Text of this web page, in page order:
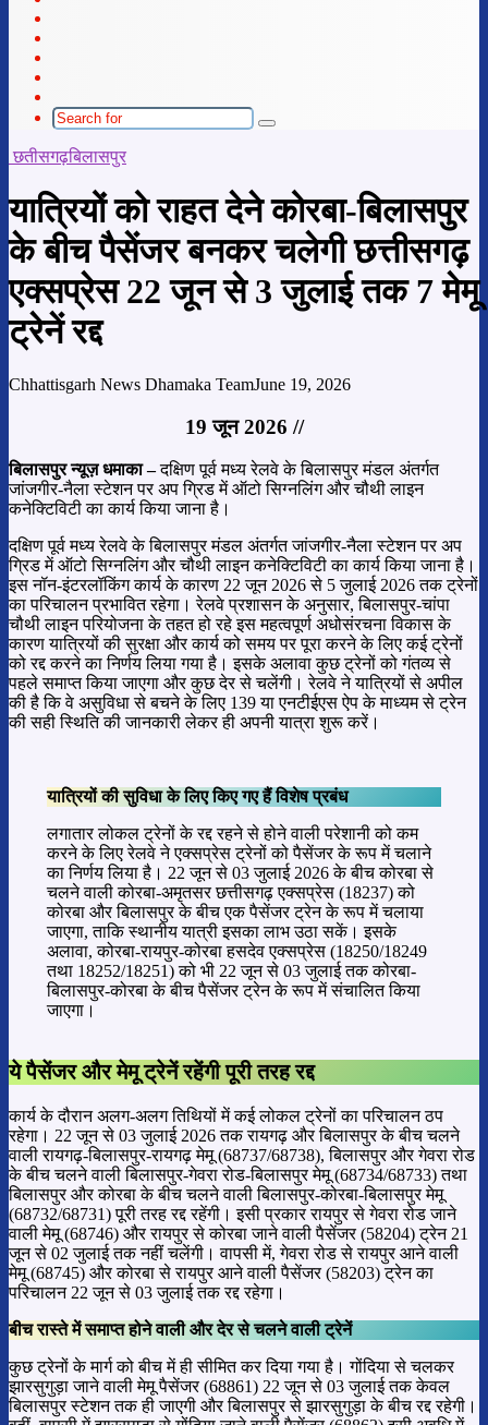
skin
Search
छतीसगढ़बिलासपुर
यात्रियों को राहत देने कोरबा-बिलासपुर
के बीच पैसेंजर बनकर चलेगी छत्तीसगढ़
एक्सप्रेस 22 जून से 3 जुलाई तक 7 मेमू
ट्रेनें रद्द
Chhattisgarh News Dhamaka TeamJune 19, 2026
19 जून 2026 //
बिलासपुर न्यूज़ धमाका –दक्षिण पूर्व मध्य रेलवे के बिलासपुर मंडल अंतर्गत
जांजगीर-नैला स्टेशन पर अप ग्रिड में ऑटो सिग्नलिंग और चौथी लाइन
कनेक्टिविटी का कार्य किया जाना है।
दक्षिण पूर्व मध्य रेलवे के बिलासपुर मंडल अंतर्गत जांजगीर-नैला स्टेशन पर अप
ग्रिड में ऑटो सिग्नलिंग और चौथी लाइन कनेक्टिविटी का कार्य किया जाना है।
इस नॉन-इंटरलॉकिंग कार्य के कारण 22 जून 2026 से 5 जुलाई 2026 तक ट्रेनों
का परिचालन प्रभावित रहेगा। रेलवे प्रशासन के अनुसार, बिलासपुर-चांपा
चौथी लाइन परियोजना के तहत हो रहे इस महत्वपूर्ण अधोसंरचना विकास के
कारण यात्रियों की सुरक्षा और कार्य को समय पर पूरा करने के लिए कई ट्रेनों
को रद्द करने का निर्णय लिया गया है। इसके अलावा कुछ ट्रेनों को गंतव्य से
पहले समाप्त किया जाएगा और कुछ देर से चलेंगी। रेलवे ने यात्रियों से अपील
की है कि वे असुविधा से बचने के लिए 139 या एनटीईएस ऐप के माध्यम से ट्रेन
की सही स्थिति की जानकारी लेकर ही अपनी यात्रा शुरू करें।
यात्रियों की सुविधा के लिए किए गए हैं विशेष प्रबंध
लगातार लोकल ट्रेनों के रद्द रहने से होने वाली परेशानी को कम
करने के लिए रेलवे ने एक्सप्रेस ट्रेनों को पैसेंजर के रूप में चलाने
का निर्णय लिया है। 22 जून से 03 जुलाई 2026 के बीच कोरबा से
चलने वाली कोरबा-अमृतसर छत्तीसगढ़ एक्सप्रेस (18237) को
कोरबा और बिलासपुर के बीच एक पैसेंजर ट्रेन के रूप में चलाया
जाएगा, ताकि स्थानीय यात्री इसका लाभ उठा सकें। इसके
अलावा, कोरबा-रायपुर-कोरबा हसदेव एक्सप्रेस (18250/18249
तथा 18252/18251) को भी 22 जून से 03 जुलाई तक कोरबा-
बिलासपुर-कोरबा के बीच पैसेंजर ट्रेन के रूप में संचालित किया
जाएगा।
ये पैसेंजर और मेमू ट्रेनें रहेंगी पूरी तरह रद्द
कार्य के दौरान अलग-अलग तिथियों में कई लोकल ट्रेनों का परिचालन ठप
रहेगा। 22 जून से 03 जुलाई 2026 तक रायगढ़ और बिलासपुर के बीच चलने
वाली रायगढ़-बिलासपुर-रायगढ़ मेमू (68737/68738), बिलासपुर और गेवरा रोड
के बीच चलने वाली बिलासपुर-गेवरा रोड-बिलासपुर मेमू (68734/68733) तथा
बिलासपुर और कोरबा के बीच चलने वाली बिलासपुर-कोरबा-बिलासपुर मेमू
(68732/68731) पूरी तरह रद्द रहेंगी। इसी प्रकार रायपुर से गेवरा रोड जाने
वाली मेमू (68746) और रायपुर से कोरबा जाने वाली पैसेंजर (58204) ट्रेन 21
जून से 02 जुलाई तक नहीं चलेंगी। वापसी में, गेवरा रोड से रायपुर आने वाली
मेमू (68745) और कोरबा से रायपुर आने वाली पैसेंजर (58203) ट्रेन का
परिचालन 22 जून से 03 जुलाई तक रद्द रहेगा।
बीच रास्ते में समाप्त होने वाली और देर से चलने वाली ट्रेनें
कुछ ट्रेनों के मार्ग को बीच में ही सीमित कर दिया गया है। गोंदिया से चलकर
झारसुगुड़ा जाने वाली मेमू पैसेंजर (68861) 22 जून से 03 जुलाई तक केवल
बिलासपुर स्टेशन तक ही जाएगी और बिलासपुर से झारसुगुड़ा के बीच रद्द रहेगी।